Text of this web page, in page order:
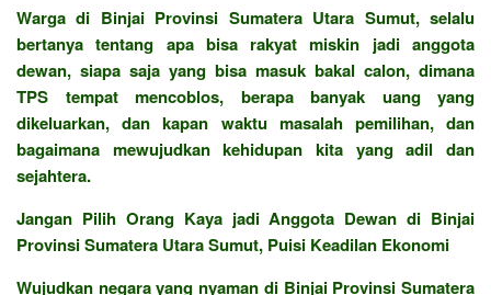
Warga di Binjai Provinsi Sumatera Utara Sumut, selalu
bertanya tentang apa bisa rakyat miskin jadi anggota
dewan, siapa saja yang bisa masuk bakal calon, dimana
TPS tempat mencoblos, berapa banyak uang yang
dikeluarkan, dan kapan waktu masalah pemilihan, dan
bagaimana mewujudkan kehidupan kita yang adil dan
sejahtera.
Jangan Pilih Orang Kaya jadi Anggota Dewan di Binjai
Provinsi Sumatera Utara Sumut, Puisi Keadilan Ekonomi
Wujudkan negara yang nyaman di Binjai Provinsi Sumatera